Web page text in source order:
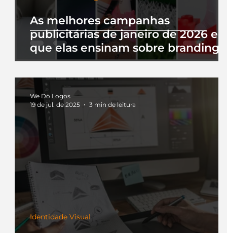
As melhores campanhas
publicitárias de janeiro de 2026 e
que elas ensinam sobre branding
Identidade Visual
We Do Logos
19 de jul. de 2025
3 min de leitura